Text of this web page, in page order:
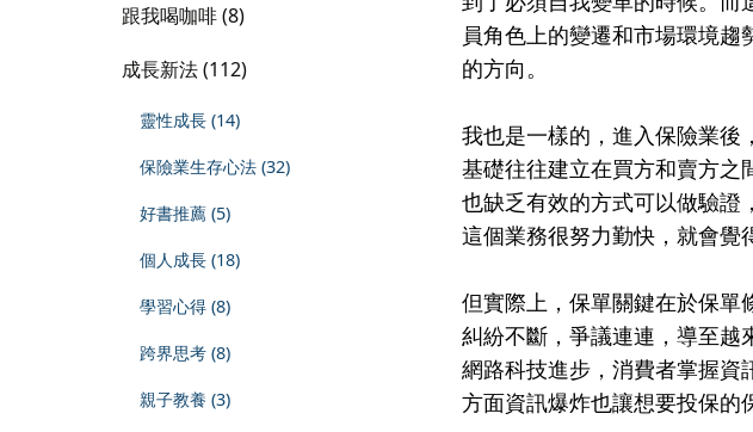
跟我喝咖啡 (8)
成長新法 (112)
靈性成長 (14)
保險業生存心法 (32)
好書推薦 (5)
個人成長 (18)
學習心得 (8)
跨界思考 (8)
親子教養 (3)
員角色上的變遷和市場環境
的方向。
我也是一樣的，進入保險業後
基礎往往建立在買方和賣方之
也缺乏有效的方式可以做驗證
這個業務很努力勤快，就會覺
但實際上，保單關鍵在於保單
糾紛不斷，爭議連連，導至越
網路科技進步，消費者掌握資
方面資訊爆炸也讓想要投保的